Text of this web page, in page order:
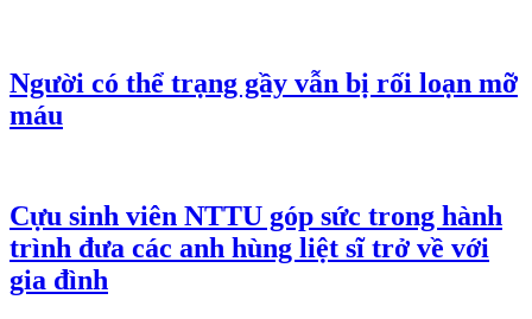
Người có thể trạng gầy vẫn bị rối loạn mỡ
máu
Cựu sinh viên NTTU góp sức trong hành
trình đưa các anh hùng liệt sĩ trở về với
gia đình